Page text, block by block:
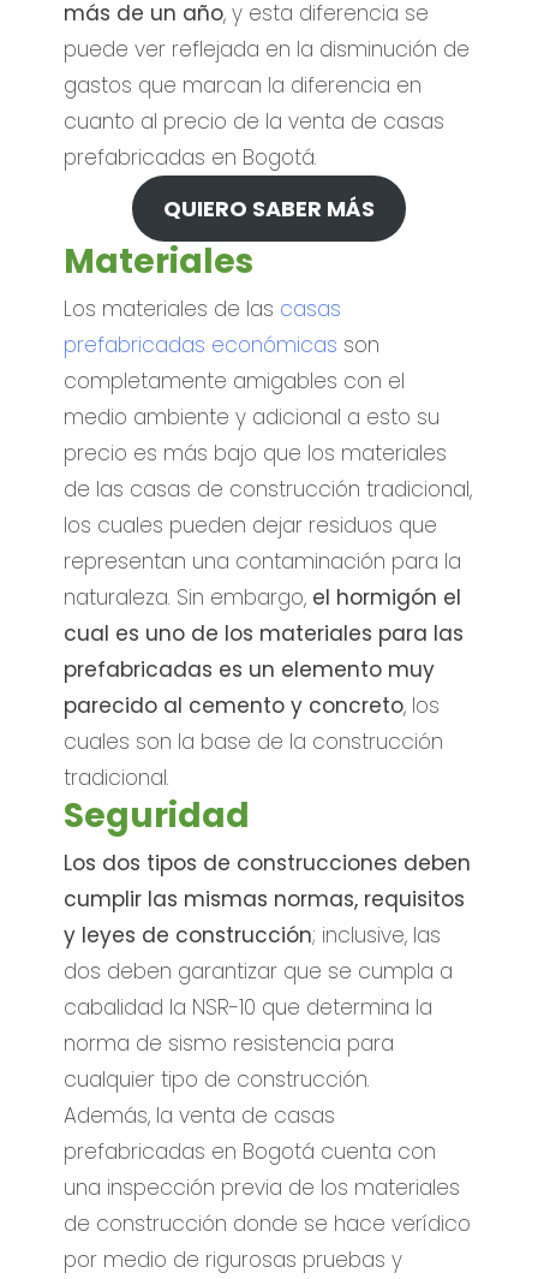
más de un año, y esta diferencia se
puede ver reflejada en la disminución de
gastos que marcan la diferencia en
cuanto al precio de la venta de casas
prefabricadas en Bogotá.
QUIERO SABER MÁS
Materiales
Los materiales de las casas
prefabricadas económicas son
completamente amigables con el
medio ambiente y adicional a esto su
precio es más bajo que los materiales
de las casas de construcción tradicional,
los cuales pueden dejar residuos que
representan una contaminación para la
naturaleza. Sin embargo, el hormigón el
cual es uno de los materiales para las
prefabricadas es un elemento muy
parecido al cemento y concreto, los
cuales son la base de la construcción
tradicional.
Seguridad
Los dos tipos de construcciones deben
cumplir las mismas normas, requisitos
y leyes de construcción; inclusive, las
dos deben garantizar que se cumpla a
cabalidad la NSR-10 que determina la
norma de sismo resistencia para
cualquier tipo de construcción.
Además, la venta de casas
prefabricadas en Bogotá cuenta con
una inspección previa de los materiales
de construcción donde se hace verídico
por medio de rigurosas pruebas y